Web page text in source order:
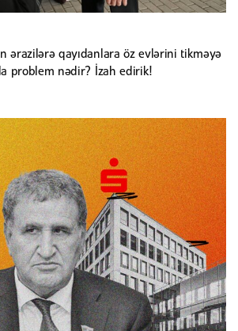
ərazilərə qayıdanlara öz evlərini tikməyə
problem nədir? İzah edirik!